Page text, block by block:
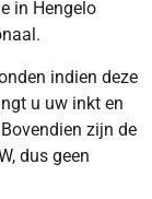
in Hengelo
indien deze
u uw inkt en
zijn de
dus geen